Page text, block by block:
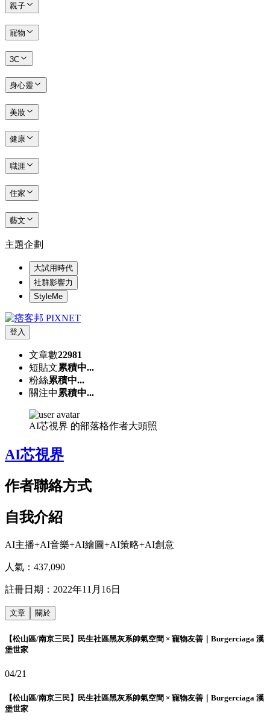
親子
寵物
3C
身心靈
美妝
健康
職涯
住家
藝文
主題企劃
大試用時代
社群影響力
StyleMe
登入
文章數22981
短貼文累積中...
粉絲累積中...
關注中 累積中...
AI芯視界 的部落格作者大頭照
AI芯視界
作者聯絡方式
自我介紹
AI主播+AI音樂+AI繪圖+AI策略+AI創意
人氣： 437,090
註冊日期： 2022年11月16日
文章 關於
【松山區/南京三民】民生社區黑灰系帥氣空間 × 寵物友善｜Burgerciaga 漢
堡世家
04/21
【松山區/南京三民】民生社區黑灰系帥氣空間 × 寵物友善｜Burgerciaga 漢
堡世家